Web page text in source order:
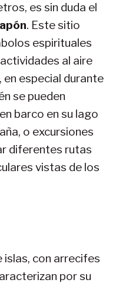
es sin duda el
. Este sitio
espirituales
al aire
en especial durante
se pueden
barco en su lago
o excursiones
diferentes rutas
vistas de los
islas, con arrecifes
por su